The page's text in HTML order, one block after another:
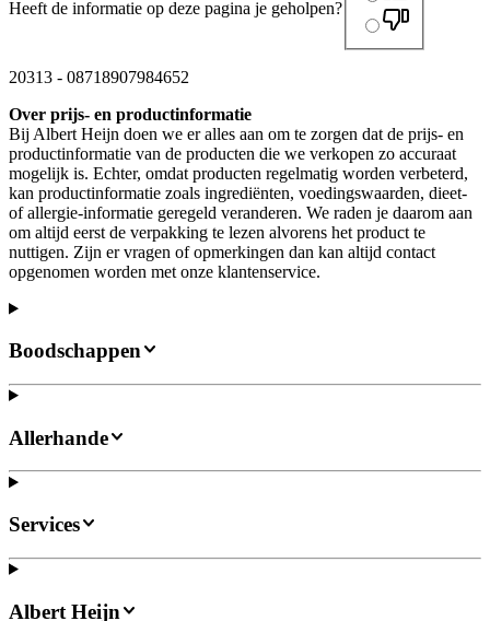
Heeft de informatie op deze pagina je geholpen?
20313 - 08718907984652
Over prijs- en productinformatie
Bij Albert Heijn doen we er alles aan om te zorgen dat de prijs- en
productinformatie van de producten die we verkopen zo accuraat
mogelijk is. Echter, omdat producten regelmatig worden verbeterd,
kan productinformatie zoals ingrediënten, voedingswaarden, dieet-
of allergie-informatie geregeld veranderen. We raden je daarom aan
om altijd eerst de verpakking te lezen alvorens het product te
nuttigen. Zijn er vragen of opmerkingen dan kan altijd contact
opgenomen worden met onze klantenservice.
Boodschappen
Allerhande
Services
Albert Heijn